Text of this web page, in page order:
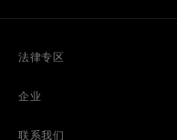
法律专区
企业
联系我们